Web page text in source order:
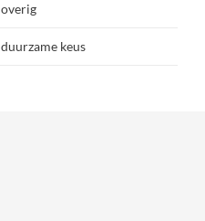
overig
duurzame keus